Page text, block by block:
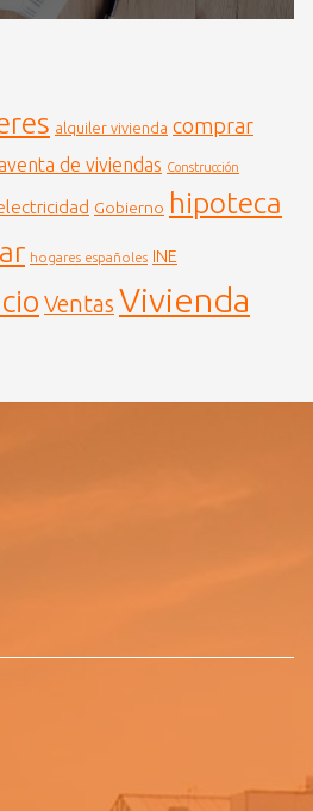
alquiler vivienda comprar
de viviendas Construcción
Gobierno hipoteca
hogares españoles INE
Ventas Vivienda